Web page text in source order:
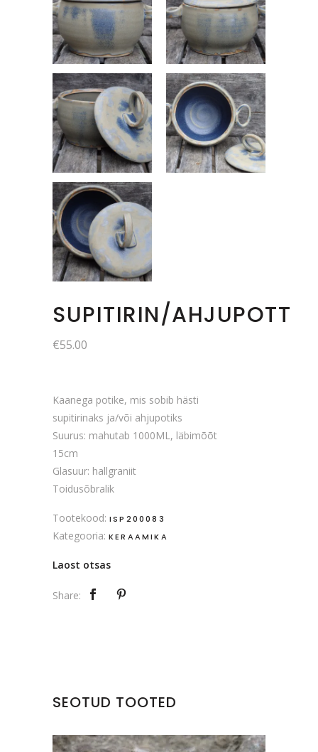
SUPITIRIN/AHJUPOTT
€55.00
Kaanega potike, mis sobib hästi
supitirinaks ja/või ahjupotiks
Suurus: mahutab 1000ML, läbimõõt
15cm
Glasuur: hallgraniit
Toidusõbralik
Tootekood: ISP200083
Kategooria: KERAAMIKA
Laost otsas
Share:
SEOTUD TOOTED